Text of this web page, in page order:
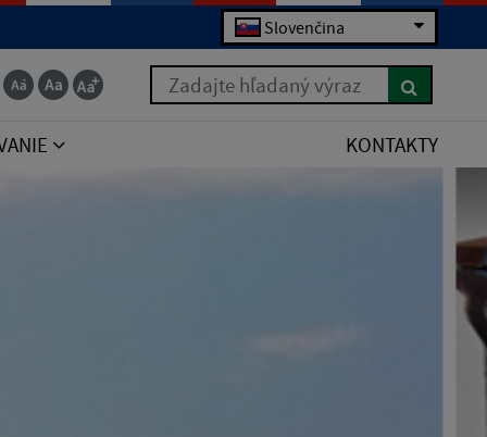
Slovenčina
Zadajte hľadaný výraz
KONTAKTY